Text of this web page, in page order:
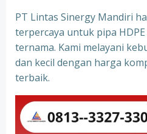
PT Lintas Sinergy Mandiri
terpercaya untuk pipa
ternama. Kami melayani
dan kecil dengan harga
terbaik.